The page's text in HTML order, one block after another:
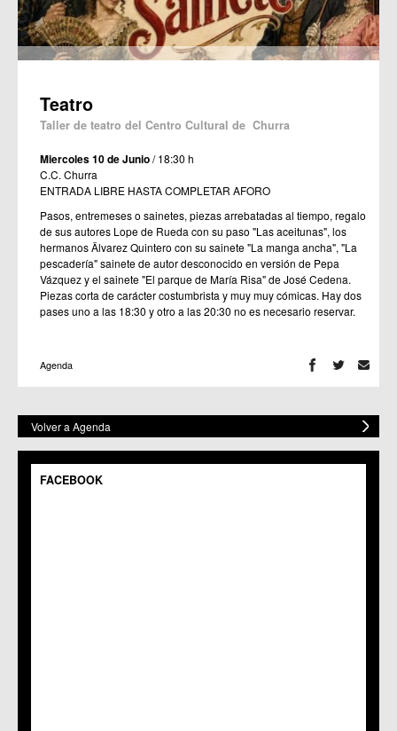
Teatro
Taller de teatro del Centro Cultural de Churra
Miercoles 10 de Junio/ 18:30 h
C.C. Churra
ENTRADA LIBRE HASTA COMPLETAR AFORO
Pasos, entremeses o sainetes, piezas arrebatadas al tiempo, regalo
de sus autores Lope de Rueda con su paso "Las aceitunas", los
hermanos Älvarez Quintero con su sainete "La manga ancha", "La
pescadería" sainete de autor desconocido en versión de Pepa
Vázquez y el sainete "El parque de María Risa" de José Cedena.
Piezas corta de carácter costumbrista y muy muy cómicas. Hay dos
pases uno a las 18:30 y otro a las 20:30 no es necesario reservar.
Agenda
Volver a Agenda
FACEBOOK